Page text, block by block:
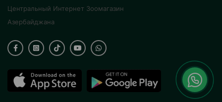
Центральный Интернет Зоомагазин
Азербайджана